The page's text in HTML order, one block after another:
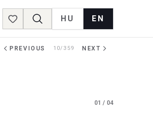
Favorites
HU EN
PREVIOUS 10/359 NEXT
01 / 04